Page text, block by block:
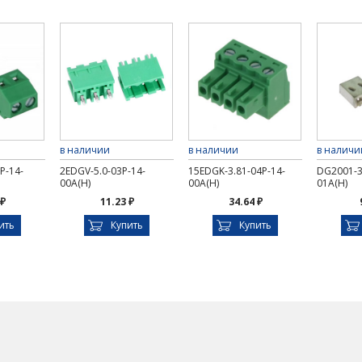
14-
в наличии
2EDGV-5.0-03P-14-
00A(H)
11.23 ₽
Купить
в наличии
15EDGK-3.81-04P-14-
00A(H)
34.64 ₽
Купить
в
DG2001-
01A(H)